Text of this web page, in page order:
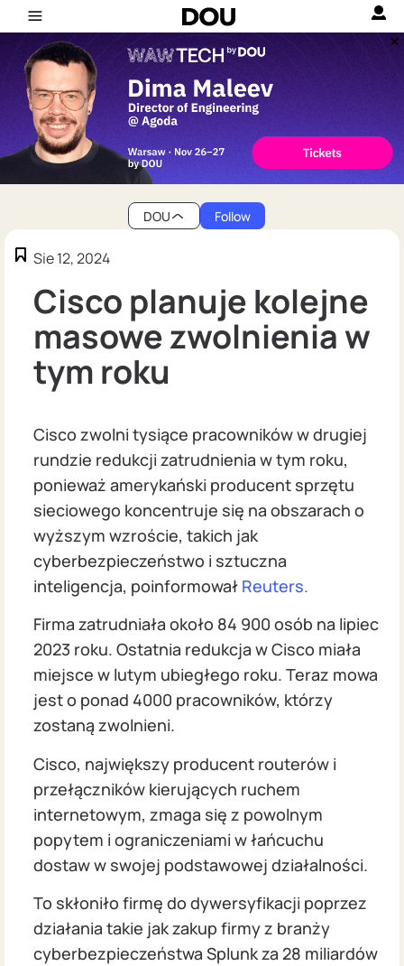
DOU Follow
Sie 12, 2024
Cisco planuje kolejne
masowe zwolnienia w
tym roku
Cisco zwolni tysiące pracowników w drugiej
rundzie redukcji zatrudnienia w tym roku,
ponieważ amerykański producent sprzętu
sieciowego koncentruje się na obszarach o
wyższym wzroście, takich jak
cyberbezpieczeństwo i sztuczna
inteligencja, poinformował Reuters.
Firma zatrudniała około 84 900 osób na lipiec
2023 roku. Ostatnia redukcja w Cisco miała
miejsce w lutym ubiegłego roku. Teraz mowa
jest o ponad 4000 pracowników, którzy
zostaną zwolnieni.
Cisco, największy producent routerów i
przełączników kierujących ruchem
internetowym, zmaga się z powolnym
popytem i ograniczeniami w łańcuchu
dostaw w swojej podstawowej działalności.
To skłoniło firmę do dywersyfikacji poprzez
działania takie jak zakup firmy z branży
cyberbezpieczeństwa Splunk za 28 miliardów